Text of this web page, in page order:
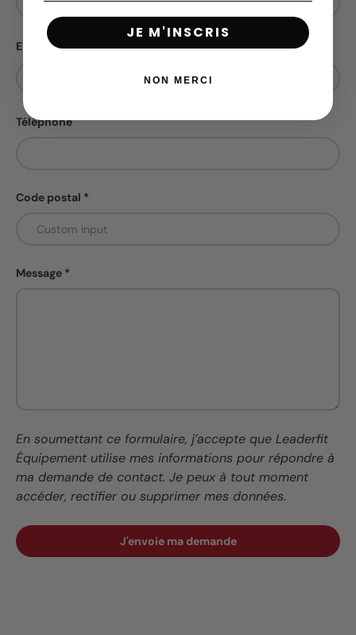
E-mail
Téléphone
Code postal
Message
En soumettant ce formulaire, j’accepte que Leaderfit
Équipement utilise mes informations pour répondre à
ma demande de contact. Je peux à tout moment
accéder, rectifier ou supprimer mes données.
J'envoie ma demande
JE M'INSCRIS
NON MERCI